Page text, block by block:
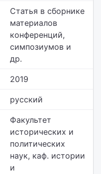
Статья в сборнике
материалов
конференций,
симпозиумов и
др.
2019
русский
Факультет
исторических и
политических
наук, каф. истории
и